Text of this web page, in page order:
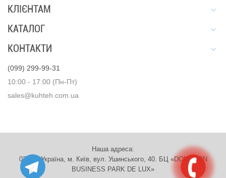
КЛІЄНТАМ
КАТАЛОГ
КОНТАКТИ
(099) 299-99-31
10:00 - 17:00 (Пн-Пт)
sales@kuhteh.com.ua
Наша адреса:
03151, Україна, м. Київ, вул. Ушинського, 40. БЦ «DOMINION
BUSINESS PARK DE LUX»